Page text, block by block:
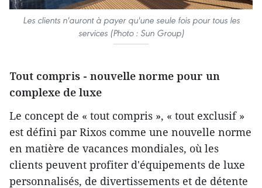
Les clients n'auront à payer qu'une seule fois pour tous les
services (Photo : Sun Group)
Tout compris - nouvelle norme pour un
complexe de luxe
Le concept de « tout compris », « tout exclusif »
est défini par Rixos comme une nouvelle norme
en matière de vacances mondiales, où les
clients peuvent profiter d'équipements de luxe
personnalisés, de divertissements et de détente